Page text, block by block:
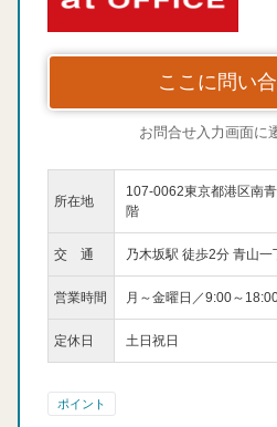
ここに問い
お問合せ入力画面に
所在地
107-0062東京都港区南
階
交 通 乃木坂駅 徒歩2分 青山
営業時間 月～金曜日／9:00～
定休日 土日祝日
ポイント